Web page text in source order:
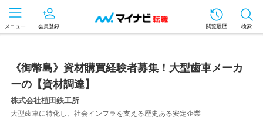
メニュー 会員登録 閲覧履歴 検索
《御幣島》資材購買経験者募集！大型歯車メーカ
ーの【資材調達】
株式会社植田鉄工所
大型歯車に特化し、社会インフラを支える歴史ある安定企業